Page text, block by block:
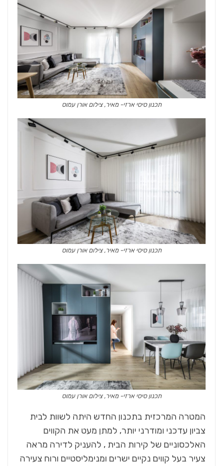
תכנון סיסי ארזי- מאיר, צילום אורן עמוס
תכנון סיסי ארזי- מאיר, צילום אורן עמוס
תכנון סיסי ארזי- מאיר, צילום אורן עמוס
המטרה המרכזית בתכנון החדש היתה לשוות לבית
צביון עדכני ומודרני יותר, למתן מעט את הקווים
האלכסוניים של קירות הבית , להעניק לדירה מראה
צעיר בעל קווים נקיים ישרים ומנימליסטיים ורוח צעירה